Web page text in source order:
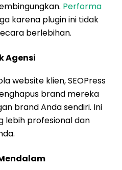
Performa
karena plugin ini tidak
berlebihan.
Agensi
website klien, SEOPress
brand mereka
brand Anda sendiri. Ini
lebih profesional dan